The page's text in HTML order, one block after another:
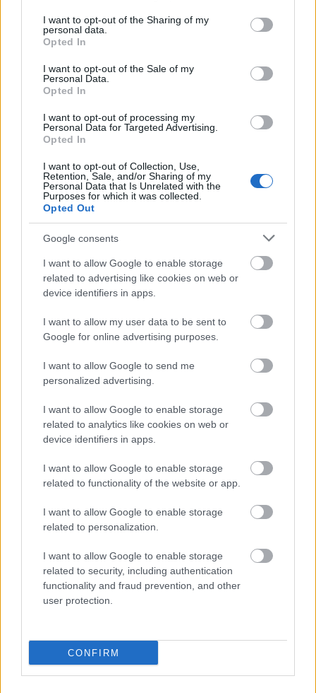
not limited to your visit or usage behaviour. You may click to
grant or deny consent to Google and its third-party tags to
use your data for below specified purposes in below Google
consent section.
I want to opt-out of the Sharing of my
personal data.
Opted In
I want to opt-out of the Sale of my
Personal Data.
Opted In
I want to opt-out of processing my
Personal Data for Targeted Advertising.
Opted In
I want to opt-out of Collection, Use,
Retention, Sale, and/or Sharing of my
Personal Data that Is Unrelated with the
Purposes for which it was collected.
Opted Out
Google consents
I want to allow Google to enable storage
related to advertising like cookies on web or
device identifiers in apps.
I want to allow my user data to be sent to
Google for online advertising purposes.
I want to allow Google to send me
personalized advertising.
I want to allow Google to enable storage
related to analytics like cookies on web or
device identifiers in apps.
I want to allow Google to enable storage
related to functionality of the website or app.
I want to allow Google to enable storage
related to personalization.
I want to allow Google to enable storage
related to security, including authentication
functionality and fraud prevention, and other
user protection.
CONFIRM
bejelentette, hogy fellebbez a bírósági
döntés ellen.
Képző Emlékmű
AZ EMBERSÉG ÜNNEPE
„NEM TÖBB EZER EMBERRE UTAZUNK, HANEM
EGY VÁLOGATOTT TÁRSASÁGRA”
A bejegyzés trackback címe:
Kommentek:
A hozzászólások avonatkozó jogszabályokértelmében felhasználói tartalomnak
nem vállal, azokat nem ellenőrzi. Kifogás esetén forduljon a blog szerkesztőjéhez.
Részletek aFelhasználási feltételekbenés az
Megdöbbentő fotók a néptelen fővárosról